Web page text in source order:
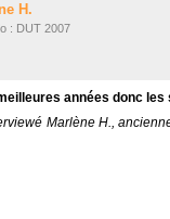
H.
: DUT 2007
années donc
Marlène H.,